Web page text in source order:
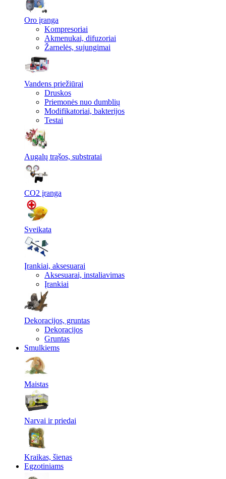
Oro įranga
Kompresoriai
Akmenukai, difuzoriai
Žarnelės, sujungimai
Vandens priežiūrai
Druskos
Priemonės nuo dumblių
Modifikatoriai, bakterijos
Testai
Augalų trąšos, substratai
CO2 įranga
Sveikata
Įrankiai, aksesuarai
Aksesuarai, instaliavimas
Įrankiai
Dekoracijos, gruntas
Dekoracijos
Gruntas
Smulkiems
Maistas
Narvai ir priedai
Kraikas, šienas
Egzotiniams